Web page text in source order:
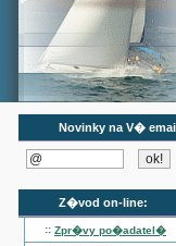
Novinky na V�
Z�vod on-line:
:: Zpr�vy po�adatel�